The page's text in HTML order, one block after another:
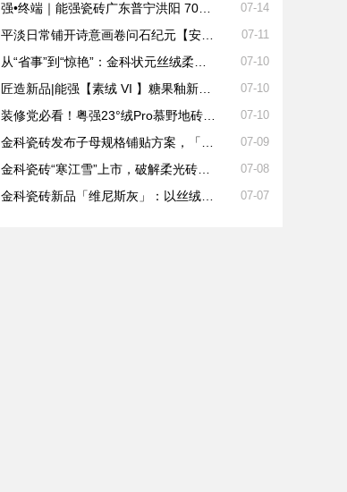
07-14
07-11
07-10
07-10
07-10
07-09
07-08
07-07